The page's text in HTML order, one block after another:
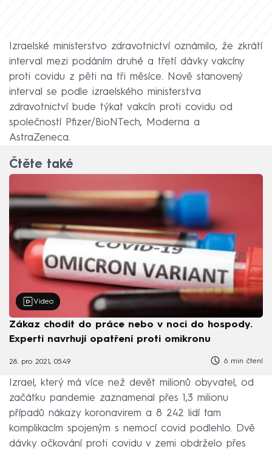
Izraelské ministerstvo zdravotnictví oznámilo, že zkrátí
interval mezi podáním druhé a třetí dávky vakcíny
proti covidu z pěti na tři měsíce. Nově stanovený
interval se podle izraelského ministerstva
zdravotnictví bude týkat vakcín proti covidu od
společností Pfizer/BioNTech, Moderna a
AstraZeneca.
Čtěte také
Video
Zákaz chodit do práce nebo v noci do hospody.
Experti navrhují opatření proti omikronu
28. pro 2021, 05:49 6 min čtení
Izrael, který má více než devět milionů obyvatel, od
začátku pandemie zaznamenal přes 1,3 milionu
případů nákazy koronavirem a 8 242 lidí tam
komplikacím spojeným s nemocí covid podlehlo. Dvě
dávky očkování proti covidu v zemi obdrželo přes